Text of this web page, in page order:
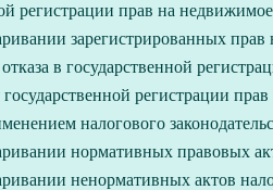
регистрации прав на
зарегистрированных
в государственной
регистрации
налогового
нормативных правовых
ненормативных актов